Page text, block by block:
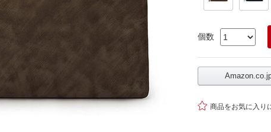
個数
 商品をお気に入り